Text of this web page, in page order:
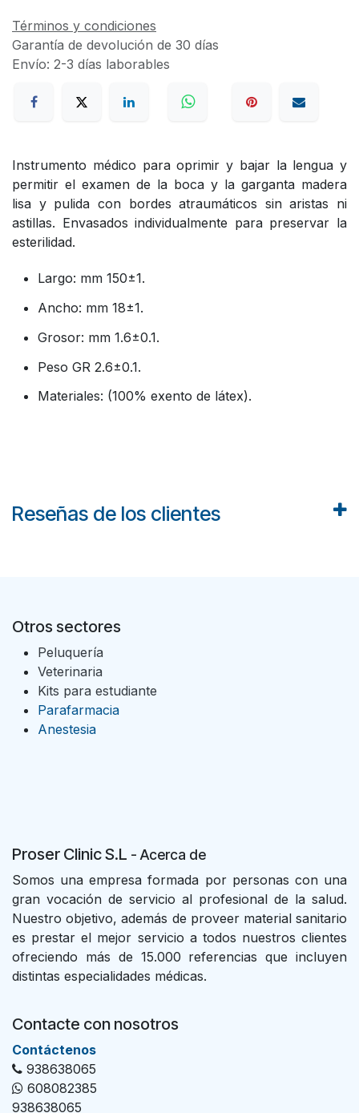
Términos y condiciones
Garantía de devolución de 30 días
Envío: 2-3 días laborables
Instrumento médico para oprimir y bajar la lengua y
permitir el examen de la boca y la garganta madera
lisa y pulida con bordes atraumáticos sin aristas ni
astillas. Envasados individualmente para preservar la
esterilidad.
Largo: mm 150±1.
Ancho: mm 18±1.
Grosor: mm 1.6±0.1.
Peso GR 2.6±0.1.
Materiales: (100% exento de látex).
Reseñas de los clientes
Otros sectores
Peluquería
Veterinaria
Kits para estudiante
Parafarmacia
Anestesia
Proser Clinic S.L - Acerca de
Somos una empresa formada por personas con una
gran vocación de servicio al profesional de la salud.
Nuestro objetivo, además de proveer material sanitario
es prestar el mejor servicio a todos nuestros clientes
ofreciendo más de 15.000 referencias que incluyen
distintas especialidades médicas.
Contacte con nosotros
Con​tác​tenos
938638065
608082385
938638065